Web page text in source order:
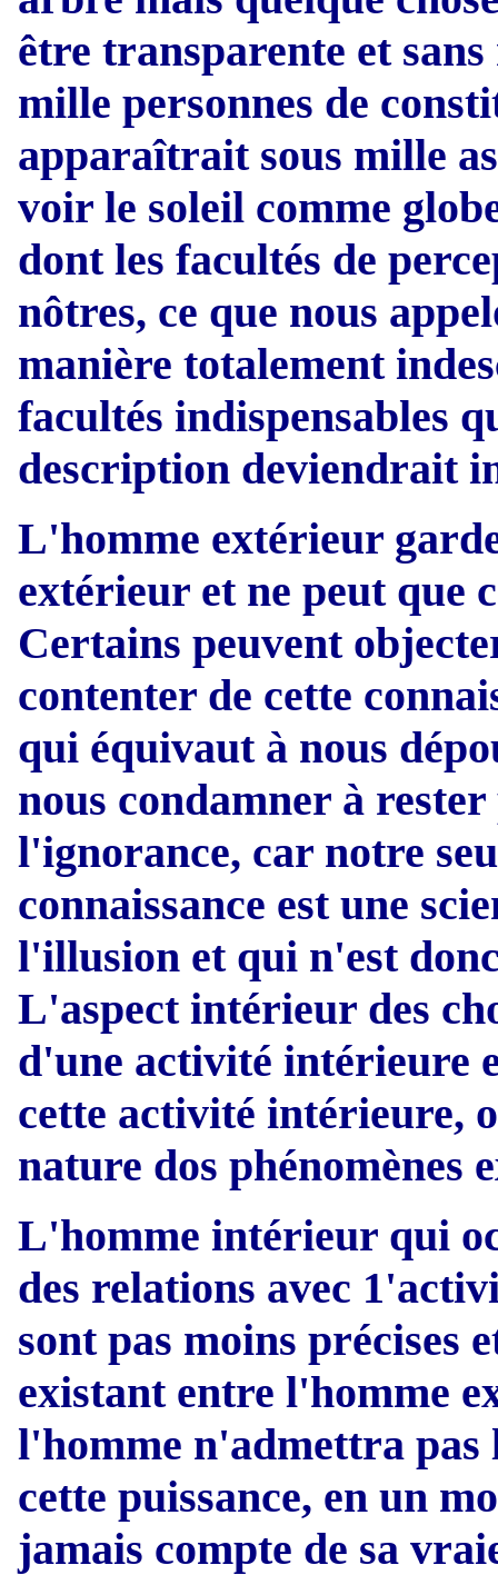
être transparente et
mille personnes de
apparaîtrait sous mille
voir le soleil comme
dont les facultés de
nôtres, ce que nous
manière totalement
facultés indispensables
description deviendrait
L'homme extérieur
extérieur et ne peut que
Certains peuvent
contenter de cette
qui équivaut à nous
nous condamner à
l'ignorance, car notre
connaissance est une
l'illusion et qui n'est
L'aspect intérieur des
d'une activité intérieure
cette activité intérieure,
nature dos phénomènes
L'homme intérieur qui
des relations avec
sont pas moins précises
existant entre l'homme
l'homme n'admettra pas
cette puissance, en un
jamais compte de sa